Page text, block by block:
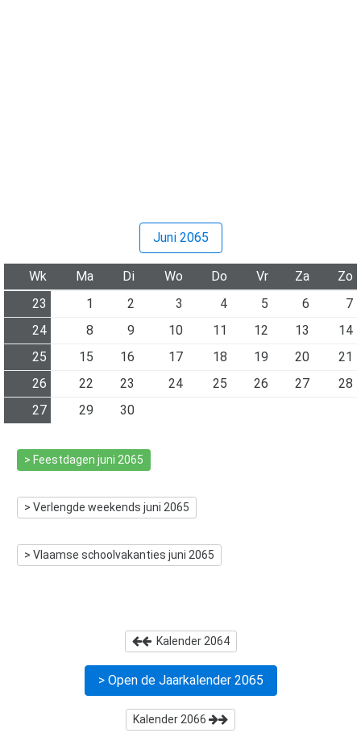
Juni 2065
Wk Ma Di Wo Do Vr Za
Zo
23
1 2 3 4 5 6
7
24
8 9 10 11 12 13
14
25
15 16 17 18 19 20
21
26
22 23 24 25 26 27
28
27
29 30
> Feestdagen juni 2065
> Verlengde weekends juni 2065
> Vlaamse schoolvakanties juni 2065
Kalender 2064
> Open de Jaarkalender 2065
Kalender 2066